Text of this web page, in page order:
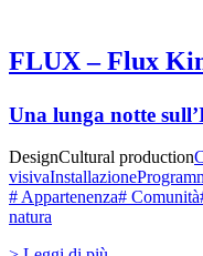
FLUX – Flux
Una lunga notte
DesignCultural production
visivaInstallazione
# Appartenenza# Comunità
natura